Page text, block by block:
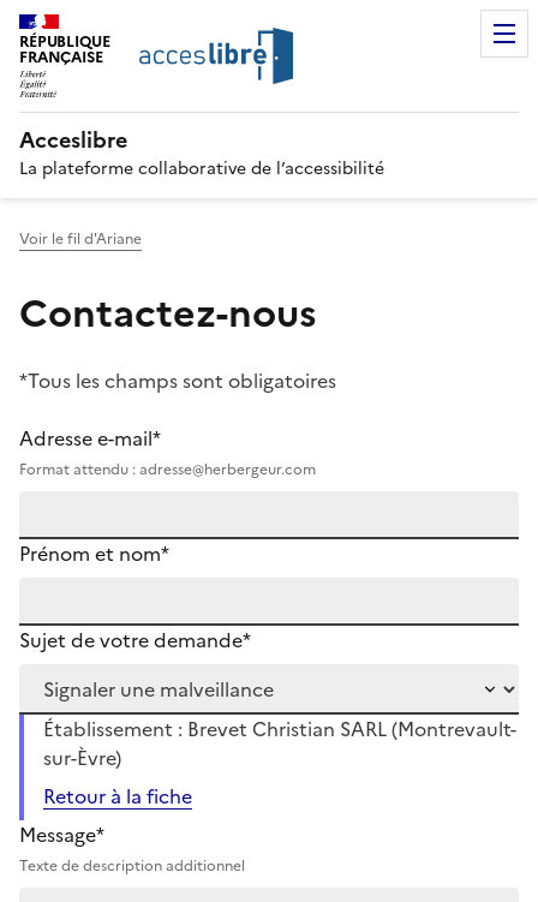
RÉPUBLIQUE
FRANÇAISE
Acceslibre
La plateforme collaborative de l’accessibilité
Voir le fil d'Ariane
Contactez-nous
*Tous les champs sont obligatoires
Adresse e-mail*
Format attendu : adresse@herbergeur.com
Prénom et nom*
Sujet de votre demande*
Établissement : Brevet Christian SARL (Montrevault-
sur-Èvre)
Retour à la fiche
Message*
Texte de description additionnel